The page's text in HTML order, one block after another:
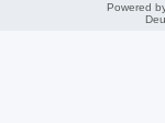
Powered